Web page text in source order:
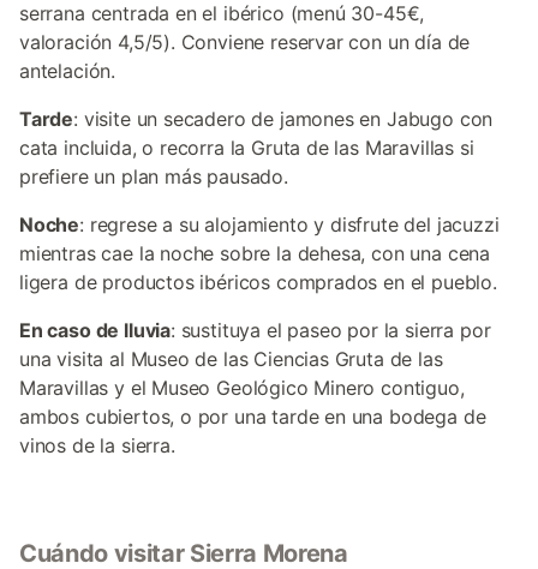
serrana centrada en el ibérico (menú 30-45€,
valoración 4,5/5). Conviene reservar con un día de
antelación.
Tarde: visite un secadero de jamones en Jabugo con
cata incluida, o recorra la Gruta de las Maravillas si
prefiere un plan más pausado.
Noche: regrese a su alojamiento y disfrute del jacuzzi
mientras cae la noche sobre la dehesa, con una cena
ligera de productos ibéricos comprados en el pueblo.
En caso de lluvia: sustituya el paseo por la sierra por
una visita al Museo de las Ciencias Gruta de las
Maravillas y el Museo Geológico Minero contiguo,
ambos cubiertos, o por una tarde en una bodega de
vinos de la sierra.
Cuándo visitar Sierra Morena